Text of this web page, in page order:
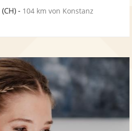
(CH) - 104 km von Konstanz